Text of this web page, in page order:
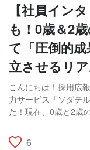
【社員イン
も！0歳＆2
て「圧倒的
立させるリ
こんにちは！採用広
力サービス「ソダテ
た！現在、0歳と2歳
6